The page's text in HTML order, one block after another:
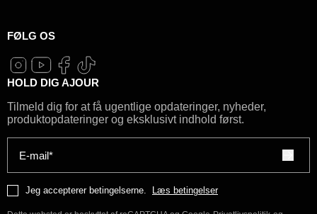
FØLG OS
HOLD DIG AJOUR
Tilmeld dig for at få ugentlige opdateringer, nyheder,
produktopdateringer og eksklusivt indhold først.
E-mail*
Jeg accepterer betingelserne. Læs betingelser